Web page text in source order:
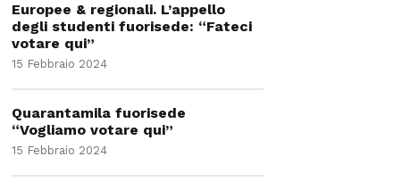
Europee & regionali. L’appello
degli studenti fuorisede: “Fateci
votare qui”
15 Febbraio 2024
Quarantamila fuorisede
“Vogliamo votare qui”
15 Febbraio 2024